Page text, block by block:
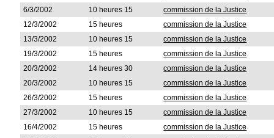
6/3/2002
10 heures 15
commission de la Justice
12/3/2002
15 heures
commission de la Justice
13/3/2002
10 heures 15
commission de la Justice
19/3/2002
15 heures
commission de la Justice
20/3/2002
14 heures 30
commission de la Justice
20/3/2002
10 heures 15
commission de la Justice
26/3/2002
15 heures
commission de la Justice
27/3/2002
10 heures 15
commission de la Justice
16/4/2002
15 heures
commission de la Justice